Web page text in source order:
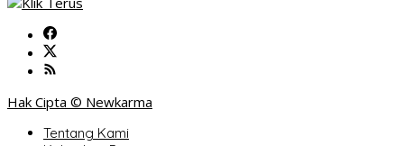
Hak Cipta © Newkarma
Tentang Kami